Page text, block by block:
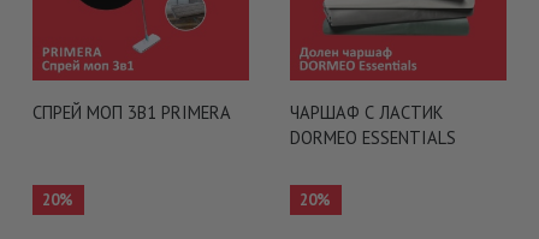
СПРЕЙ МОП 3В1 PRIMERA
20%
ЧАРШАФ С ЛАСТИК
DORMEO ESSENTIALS
20%